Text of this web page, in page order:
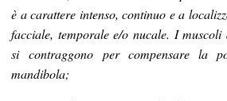
è a carattere intenso, continuo e a
facciale, temporale e/o nucale. I
si contraggono per compensare la
mandibola;